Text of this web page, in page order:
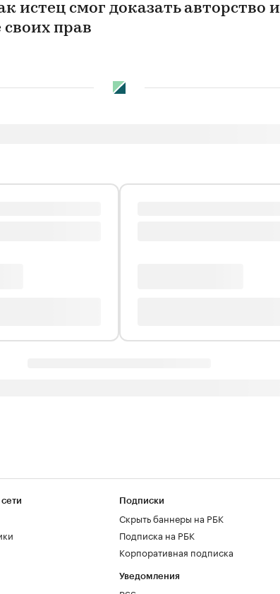
истец смог доказать авторство и
прав
Подписки
Скрыть баннеры на РБК
Подписка на РБК
Корпоративная подписка
Уведомления